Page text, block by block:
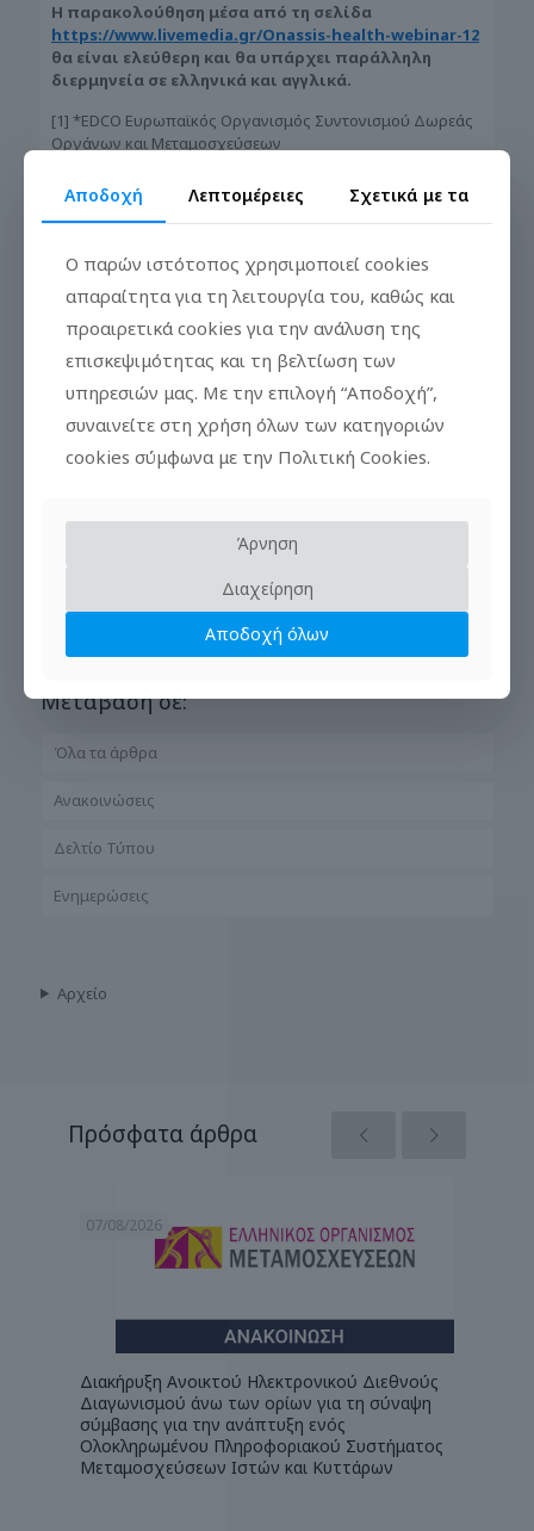
Η παρακολούθηση μέσα από τη σελίδα
https://www.livemedia.gr/Onassis-health-webinar-12
θα είναι ελεύθερη και θα υπάρχει παράλληλη
διερμηνεία σε ελληνικά και αγγλικά.
[1] *EDCO Ευρωπαϊκός Οργανισμός Συντονισμού Δωρεάς
Οργάνων και Μεταμοσχεύσεων
ΜΑΘΕΤΕ ΠΕΡΙΣΣΟΤΕΡΑ >
Επιστημονική αιγίδα:
Αναζήτηση
Μετάβαση σε:
Όλα τα άρθρα
Ανακοινώσεις
Δελτίο Τύπου
Ενημερώσεις
Αρχείο
Πρόσφατα άρθρα
07/08/2026
Διακήρυξη Ανοικτού Ηλεκτρονικού Διεθνούς
Διαγωνισμού άνω των ορίων για τη σύναψη
σύμβασης για την ανάπτυξη ενός
Ολοκληρωμένου Πληροφοριακού Συστήματος
Μεταμοσχεύσεων Ιστών και Κυττάρων
Αποδοχή Λεπτομέρειες Σχετικά με τα
Ο παρών ιστότοπος χρησιμοποιεί cookies
απαραίτητα για τη λειτουργία του, καθώς και
προαιρετικά cookies για την ανάλυση της
επισκεψιμότητας και τη βελτίωση των
υπηρεσιών μας. Με την επιλογή “Αποδοχή”,
συναινείτε στη χρήση όλων των κατηγοριών
cookies σύμφωνα με την Πολιτική Cookies.
Άρνηση
Διαχείρηση
Αποδοχή όλων